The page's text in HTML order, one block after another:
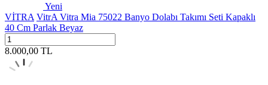
Yeni
VİTRA VitrA Vitra Mia 75022 Banyo Dolabı Takımı Seti Kapaklı
40 Cm Parlak Beyaz
8.000,00 TL